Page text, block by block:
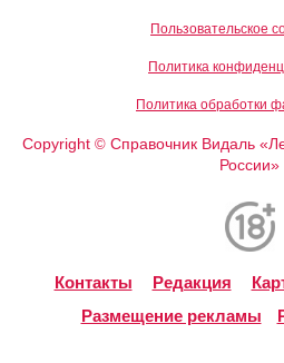
Пользовательское
Политика
Политика обработки
Copyright ©Справочник Видаль
России»
Контакты Редакция
Размещение рекламы